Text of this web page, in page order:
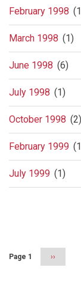
February 1998
March 1998 (1)
June 1998 (6)
July 1998 (1)
October 1998 (2)
February 1999
July 1999 (1)
Page 1
Next
page
››